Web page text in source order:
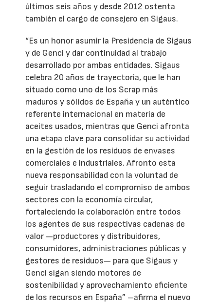
últimos seis años y desde 2012 ostenta
también el cargo de consejero en Sigaus.
“Es un honor asumir la Presidencia de Sigaus
y de Genci y dar continuidad al trabajo
desarrollado por ambas entidades. Sigaus
celebra 20 años de trayectoria, que le han
situado como uno de los Scrap más
maduros y sólidos de España y un auténtico
referente internacional en materia de
aceites usados, mientras que Genci afronta
una etapa clave para consolidar su actividad
en la gestión de los residuos de envases
comerciales e industriales. Afronto esta
nueva responsabilidad con la voluntad de
seguir trasladando el compromiso de ambos
sectores con la economía circular,
fortaleciendo la colaboración entre todos
los agentes de sus respectivas cadenas de
valor —productores y distribuidores,
consumidores, administraciones públicas y
gestores de residuos— para que Sigaus y
Genci sigan siendo motores de
sostenibilidad y aprovechamiento eficiente
de los recursos en España” –afirma el nuevo